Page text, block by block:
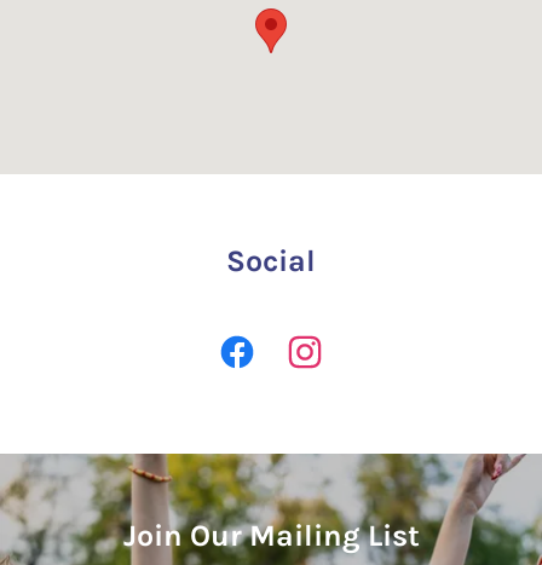
Social
Join Our Mailing List